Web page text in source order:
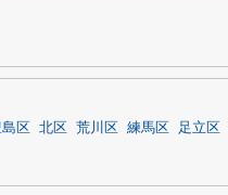
区 北区 荒川区 練馬区 足立区